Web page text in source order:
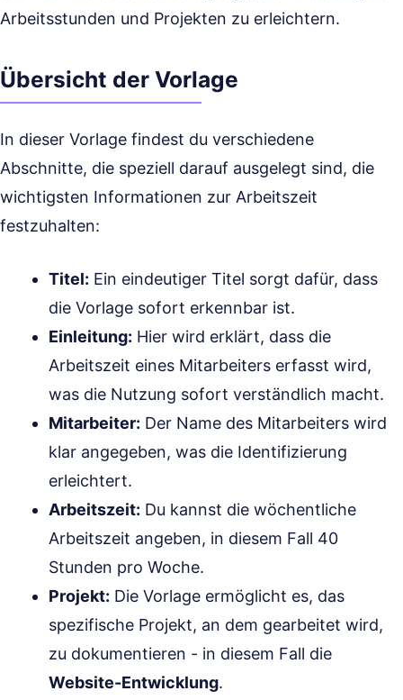
Arbeitsstunden und Projekten zu erleichtern.
Übersicht der Vorlage
In dieser Vorlage findest du verschiedene
Abschnitte, die speziell darauf ausgelegt sind, die
wichtigsten Informationen zur Arbeitszeit
festzuhalten:
Titel: Ein eindeutiger Titel sorgt dafür, dass
die Vorlage sofort erkennbar ist.
Einleitung: Hier wird erklärt, dass die
Arbeitszeit eines Mitarbeiters erfasst wird,
was die Nutzung sofort verständlich macht.
Mitarbeiter: Der Name des Mitarbeiters wird
klar angegeben, was die Identifizierung
erleichtert.
Arbeitszeit: Du kannst die wöchentliche
Arbeitszeit angeben, in diesem Fall 40
Stunden pro Woche.
Projekt: Die Vorlage ermöglicht es, das
spezifische Projekt, an dem gearbeitet wird,
zu dokumentieren - in diesem Fall die
Website-Entwicklung.